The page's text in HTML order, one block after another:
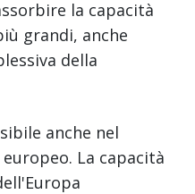
la capacità
grandi, anche
della
anche nel
La capacità